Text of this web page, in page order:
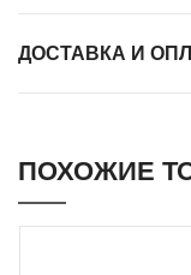
ДОСТАВКА И
ПОХОЖИЕ